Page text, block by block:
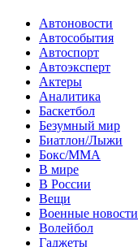
Автоновости
Автособытия
Автоспорт
Автоэксперт
Актеры
Аналитика
Баскетбол
Безумный мир
Биатлон/Лыжи
Бокс/MMA
В мире
В России
Вещи
Военные новости
Волейбол
Гаджеты